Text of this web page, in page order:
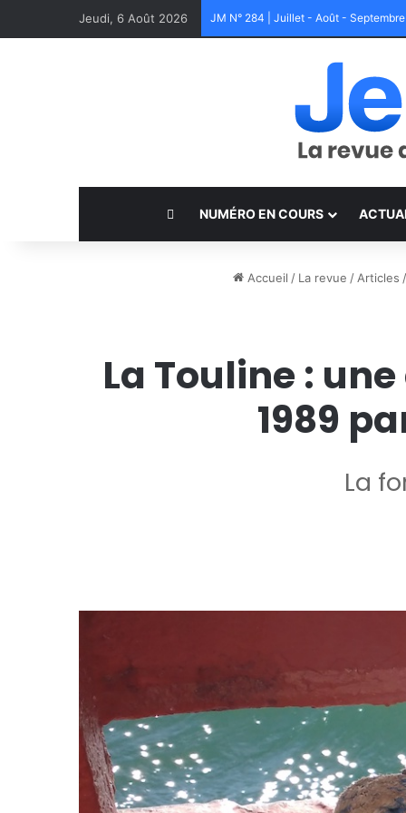
Jeudi, 6 Août 2026 JM N° 284 | Juillet - Août -
NUMÉRO EN COURS
Accueil / La revue / Articles /
La Touline :
1989
La